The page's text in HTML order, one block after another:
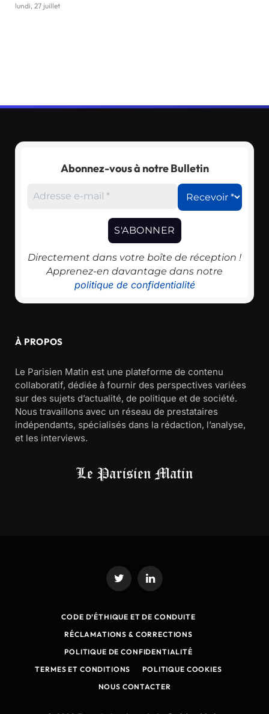
lundi, 27 juillet
Abonnez-vous à notre Bulletin
Directement dans votre boîte de réception !
Apprenez-en davantage dans notre
politique de confidentialité
À PROPOS
Le Parisien Matin est une plateforme de contenu
collaboratif, dédiée à fournir des perspectives variées
sur des sujets d’actualité, de politique et de société.
Nous travaillons avec un réseau de prestataires
indépendants, spécialisés dans la rédaction, l’analyse,
et les interviews.
Twitter LinkedIn
CODE D’ÉTHIQUE ET DE CONDUITE
RÉCLAMATIONS & CORRECTIONS
POLITIQUE DE CONFIDENTIALITÉ
TERMES ET CONDITIONS
POLITIQUE COOKIES
NOUS CONTACTER